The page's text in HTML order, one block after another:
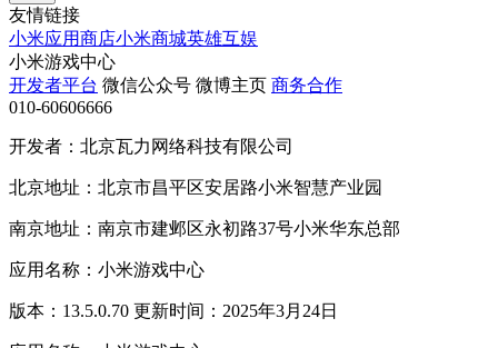
友情链接
小米应用商店小米商城英雄互娱
小米游戏中心
开发者平台 微信公众号 微博主页 商务合作
010-60606666
开发者：北京瓦力网络科技有限公司
北京地址：北京市昌平区安居路小米智慧产业园
南京地址：南京市建邺区永初路37号小米华东总部
应用名称：小米游戏中心
版本：13.5.0.70 更新时间：2025年3月24日